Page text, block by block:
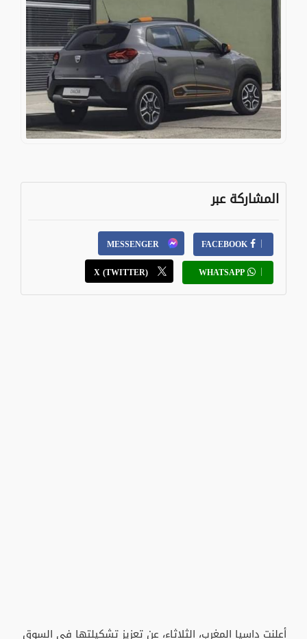
المشاركة عبر
FACEBOOK
MESSENGER
WHATSAPP
X (TWITTER)
أعلنت داسيا المغرب، الثلاثاء، عن تعزيز تشكيلتها في السوق